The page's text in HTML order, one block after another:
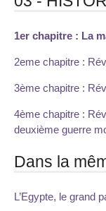
1er chapitre : La
2eme chapitre :
3ème chapitre :
4ème chapitre :
deuxième guerre
Dans la
L’Egypte, le grand